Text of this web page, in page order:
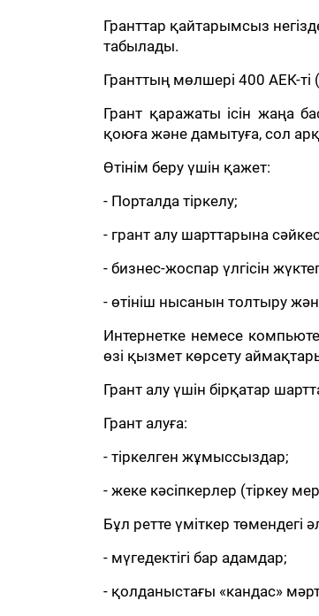
Гранттар қайтарымсыз
табылады.
Гранттың мөлшері 400 АЕК-
Грант қаражаты ісін жаңа
қоюға және дамытуға, сол
Өтінім беру үшін қажет:
- Порталда тіркелу;
- грант алу шарттарына
- бизнес-жоспар үлгісін
- өтініш нысанын толтыру
Интернетке немесе
өзі қызмет көрсету
Грант алу үшін бірқатар
Грант алуға:
- тіркелген жұмыссыздар;
- жеке кәсіпкерлер (тіркеу
Бұл ретте үміткер төмендегі
- мүгедектігі бар адамдар;
- қолданыстағы «кандас»